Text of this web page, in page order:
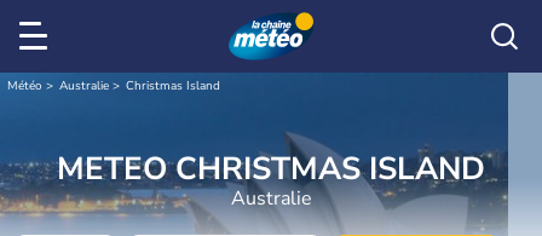
Météo Australie Christmas Island
METEO CHRISTMAS ISLAND
Australie